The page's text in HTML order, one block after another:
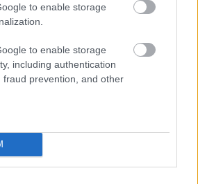
to enable storage
to enable storage
including authentication
fraud prevention, and other